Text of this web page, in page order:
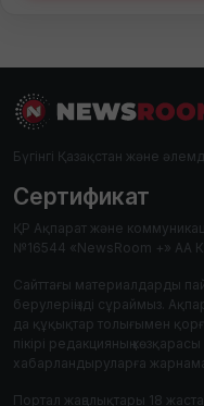
Бүгінгі Қазақстан және
Сертификат
ҚР Ақпарат және
№16544 «NewsRoom +» АА
Сайттағы материалдарды
берулеріңізді сұраймыз.
да құқықтар толығымен
пікірі редакцияның
хабарландыруларға
Портал жаңалықтары 18